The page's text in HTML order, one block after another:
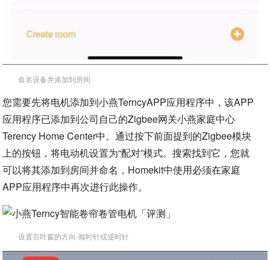
命名设备并添加到房间
您需要先将电机添加到小燕TerncyAPP应用程序中，该APP
应用程序已添加到公司自己的Zigbee网关小燕家庭中心
Terency Home Center中。通过按下前面提到的Zigbee模块
上的按钮，将电动机设置为“配对”模式。搜索找到它，您就
可以将其添加到房间并命名，Homekit中使用必须在家庭
APP应用程序中再次进行此操作。
设置百叶窗的方向-顺时针或逆时针